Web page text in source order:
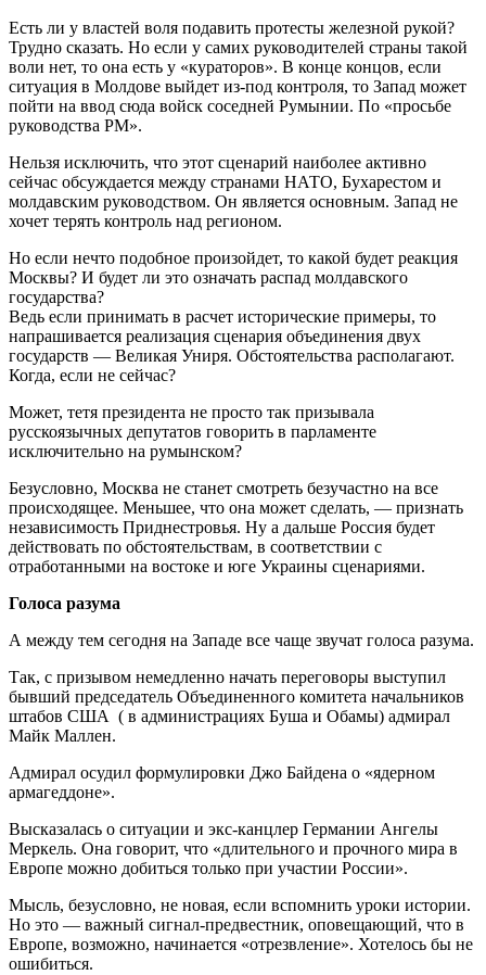
Есть ли у властей воля подавить протесты железной рукой?
Трудно сказать. Но если у самих руководителей страны такой
воли нет, то она есть у «кураторов». В конце концов, если
ситуация в Молдове выйдет из-под контроля, то Запад может
пойти на ввод сюда войск соседней Румынии. По «просьбе
руководства РМ».
Нельзя исключить, что этот сценарий наиболее активно
сейчас обсуждается между странами НАТО, Бухарестом и
молдавским руководством. Он является основным. Запад не
хочет терять контроль над регионом.
Но если нечто подобное произойдет, то какой будет реакция
Москвы? И будет ли это означать распад молдавского
государства?
Ведь если принимать в расчет исторические примеры, то
напрашивается реализация сценария объединения двух
государств — Великая Униря. Обстоятельства располагают.
Когда, если не сейчас?
Может, тетя президента не просто так призывала
русскоязычных депутатов говорить в парламенте
исключительно на румынском?
Безусловно, Москва не станет смотреть безучастно на все
происходящее. Меньшее, что она может сделать, — признать
независимость Приднестровья. Ну а дальше Россия будет
действовать по обстоятельствам, в соответствии с
отработанными на востоке и юге Украины сценариями.
Голоса разума
А между тем сегодня на Западе все чаще звучат голоса разума.
Так, с призывом немедленно начать переговоры выступил
бывший председатель Объединенного комитета начальников
штабов США ( в администрациях Буша и Обамы) адмирал
Майк Маллен.
Адмирал осудил формулировки Джо Байдена о «ядерном
армагеддоне».
Высказалась о ситуации и экс-канцлер Германии Ангелы
Меркель. Она говорит, что «длительного и прочного мира в
Европе можно добиться только при участии России».
Мысль, безусловно, не новая, если вспомнить уроки истории.
Но это — важный сигнал-предвестник, оповещающий, что в
Европе, возможно, начинается «отрезвление». Хотелось бы не
ошибиться.